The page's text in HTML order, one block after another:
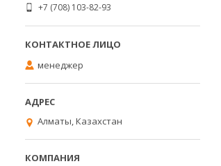
+7 (708) 103-82-93
менеджер
Алматы, Казахстан